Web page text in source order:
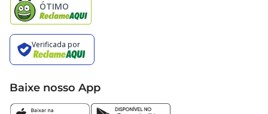
Baixe nosso App